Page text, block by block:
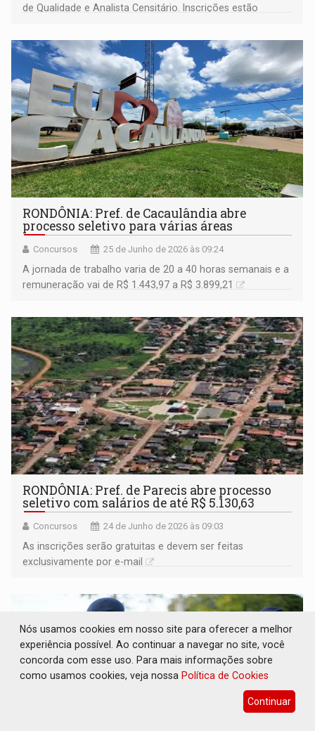
de Qualidade e Analista Censitário. Inscrições estão
RONDÔNIA: Pref. de Cacaulândia abre
processo seletivo para várias áreas
Concursos 25 de Junho de 2026 às 09:24
A jornada de trabalho varia de 20 a 40 horas semanais e a
remuneração vai de R$ 1.443,97 a R$ 3.899,21
RONDÔNIA: Pref. de Parecis abre processo
seletivo com salários de até R$ 5.130,63
Concursos 24 de Junho de 2026 às 09:03
As inscrições serão gratuitas e devem ser feitas
exclusivamente por e-mail
Nós usamos cookies em nosso site para oferecer a melhor
experiência possível. Ao continuar a navegar no site, você
concorda com esse uso. Para mais informações sobre
como usamos cookies, veja nossa Política de Cookies
Continuar